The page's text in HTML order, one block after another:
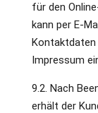
für den
kann per E-
Kontaktdaten
Impressum
9.2. Nach
erhält der